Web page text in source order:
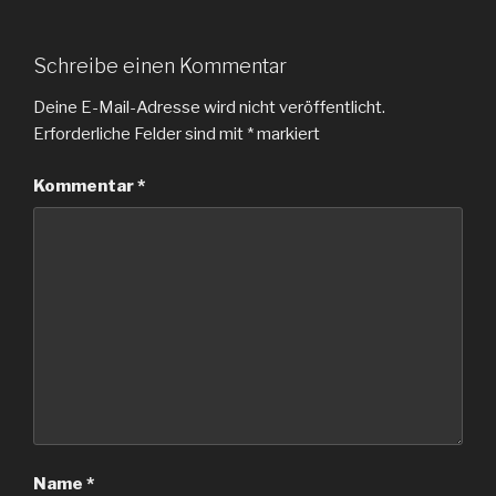
Schreibe einen Kommentar
Deine E-Mail-Adresse wird nicht veröffentlicht.
Erforderliche Felder sind mit *markiert
Kommentar*
Name *